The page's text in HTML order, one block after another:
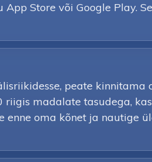
Store või Google Play.
peate
madalate tasudega,
oma kõnet ja nautige